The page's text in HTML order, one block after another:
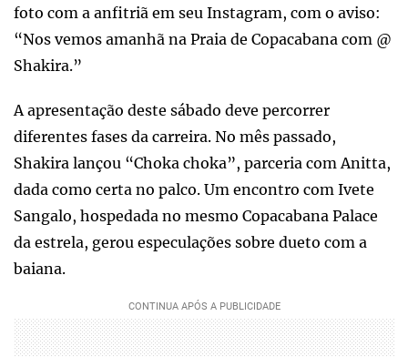
foto com a anfitriã em seu Instagram, com o aviso:
“Nos vemos amanhã na Praia de Copacabana com @
Shakira.”
A apresentação deste sábado deve percorrer
diferentes fases da carreira. No mês passado,
Shakira lançou “Choka choka”, parceria com Anitta,
dada como certa no palco. Um encontro com Ivete
Sangalo, hospedada no mesmo Copacabana Palace
da estrela, gerou especulações sobre dueto com a
baiana.